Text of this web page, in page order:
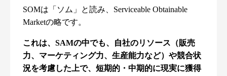
SOMは「ソム」と読み、Serviceable Obtainable
Marketの略です。
これは、SAMの中でも、自社のリソース（販売
力、マーケティング力、生産能力など）や競合状
況を考慮した上で、短期的・中期的に現実に獲得